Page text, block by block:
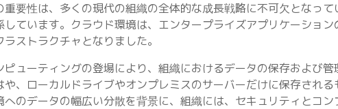
重要性は、多くの現代の組織の全体的な成長戦略に不可欠となって
しています。クラウド環境は、エンタープライズアプリケーショ
ストラクチャとなりました。
ピューティングの登場により、組織におけるデータの保存および
や、ローカルドライブやオンプレミスのサーバーだけに保存され
へのデータの幅広い分散を背景に、組織には、セキュリティとコン